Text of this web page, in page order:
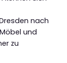
nach
und
zu